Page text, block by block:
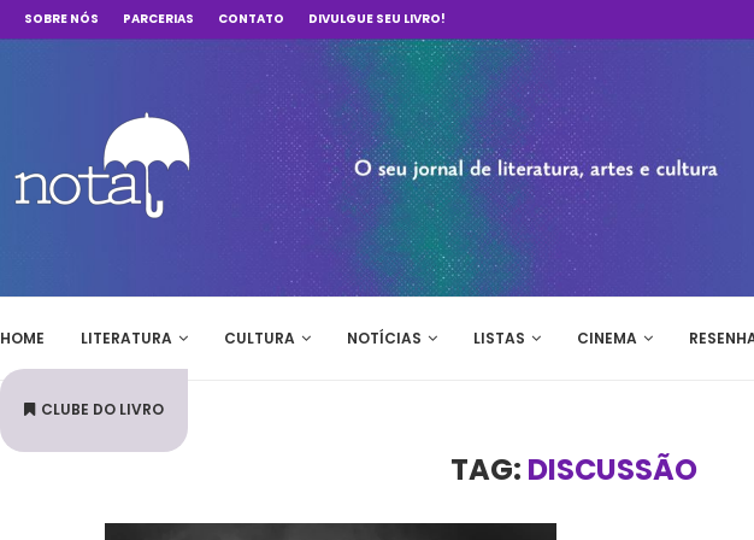
SOBRE NÓS PARCERIAS CONTATO DIVULGUE SEU LIVRO!
HOME LITERATURA CULTURA NOTÍCIAS LISTAS CINEMA
CLUBE DO LIVRO
TAG: DISCUSSÃO